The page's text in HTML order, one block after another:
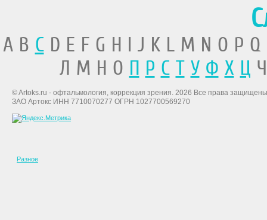
A B CD E F G H I J K L M N O P
Л М Н О П Р С Т У Ф Х Ц
© Artoks.ru - офтальмология, коррекция зрения. 2026 Все права
ЗАО Артокс ИНН 7710070277 ОГРН 1027700569270
Разное